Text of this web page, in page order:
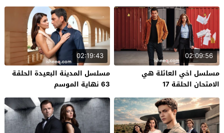
02:09:56
مسلسل اخي العائلة هي
الامتحان الحلقة 17
02:19:43
مسلسل المدينة البعيدة الحلقة
63 نهاية الموسم